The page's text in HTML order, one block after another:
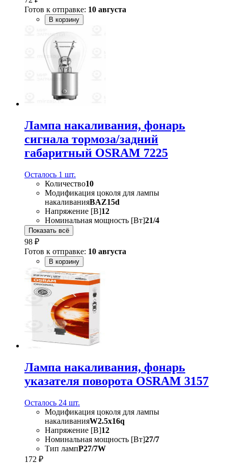
Готов к отправке: 10 августа
В корзину
Лампа накаливания, фонарь
сигнала тормоза/задний
габаритный OSRAM 7225
Осталось 1 шт.
Количество10
Модификация цоколя для лампы
накаливанияBAZ15d
Напряжение [В]12
Номинальная мощность [Вт]21/4
Показать всё
98 ₽
Готов к отправке: 10 августа
В корзину
Лампа накаливания, фонарь
указателя поворота OSRAM 3157
Осталось 24 шт.
Модификация цоколя для лампы
накаливанияW2.5x16q
Напряжение [В]12
Номинальная мощность [Вт]27/7
Тип лампP27/7W
172 ₽